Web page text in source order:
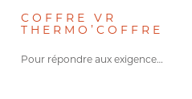
COFFRE VR
THERMO’COFFRE
Pour répondre aux exigences de…